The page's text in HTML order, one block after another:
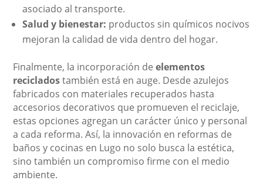
asociado al transporte.
Salud y bienestar: productos sin químicos nocivos
mejoran la calidad de vida dentro del hogar.
Finalmente, la incorporación deelementos
recicladostambién está en auge. Desde azulejos
fabricados con materiales recuperados hasta
accesorios decorativos que promueven el reciclaje,
estas opciones agregan un carácter único y personal
a cada reforma. Así, la innovación en reformas de
baños y cocinas en Lugo no solo busca la estética,
sino también un compromiso firme con el medio
ambiente.